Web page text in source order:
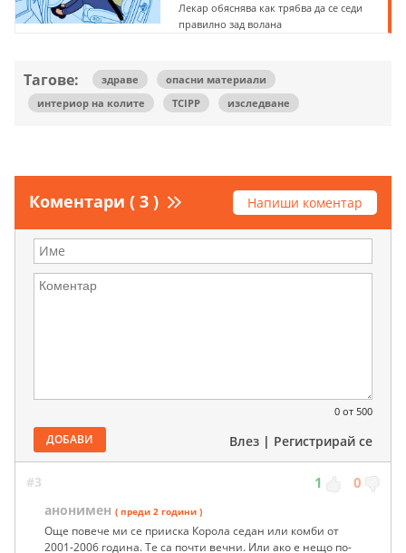
Лекар обяснява как трябва да се седи
правилно зад волана
Тагове: здраве
опасни материали
интериор на колите
TCIPP изследване
Коментари ( 3 ) Напиши коментар
0 от 500
ДОБАВИ Влез | Регистрирай се
#3 1 0
анонимен ( преди 2 години )
Още повече ми се прииска Корола седан или комби от
2001-2006 година. Те са почти вечни. Или ако е нещо по-